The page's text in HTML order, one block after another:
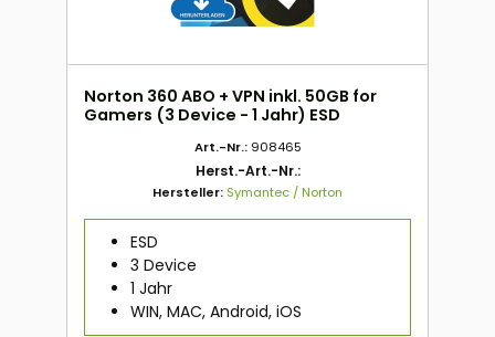
Norton 360 ABO + VPN inkl. 50GB for
Gamers (3 Device - 1 Jahr) ESD
Art.-Nr.: 908465
Herst.-Art.-Nr.:
Hersteller: Symantec / Norton
ESD
3 Device
1 Jahr
WIN, MAC, Android, iOS